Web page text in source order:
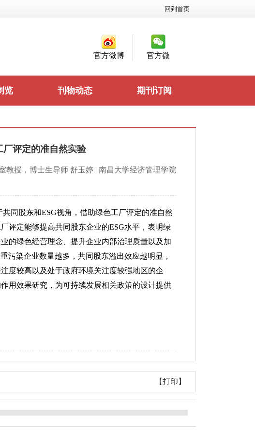
回到首页
官方微博
官方微
览 刊物动态 期刊订阅
评定的准自然实验
教授，博士生导师 舒玉婷 | 南昌大学经济管理学院
同股东和ESG视角，借助绿色工厂评定的准自然
评定能够提高共同股东企业的ESG水平，表明绿
的绿色经营理念、提升企业内部治理质量以及加
污染企业数量越多，共同股东溢出效应越明显，
度较高以及处于政府环境关注度较强地区的企
用效果研究，为可持续发展相关政策的设计提供
【打印】